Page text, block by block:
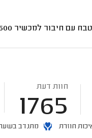
עם חיבור למכשיר - 350
חוות דעת
1765
חוזרת מתנדב